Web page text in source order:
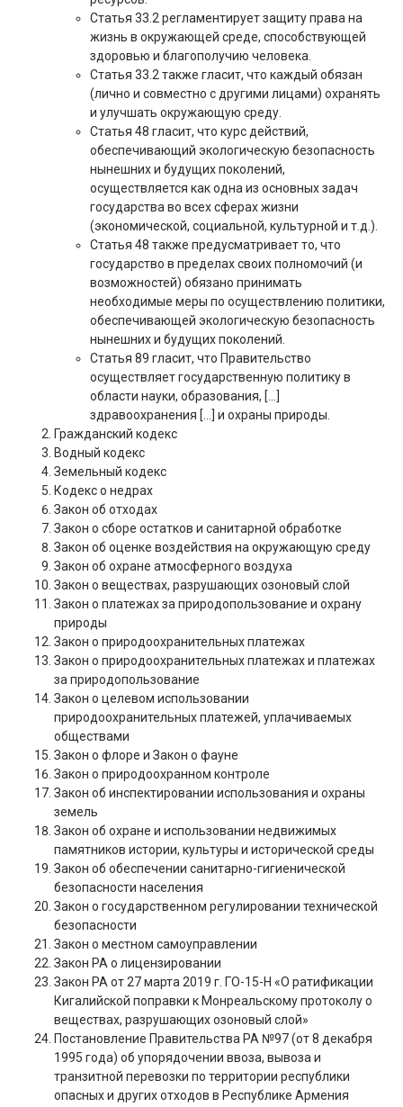
Статья 33.2 регламентирует защиту права на
жизнь в окружающей среде, способствующей
здоровью и благополучию человека.
Статья 33.2 также гласит, что каждый обязан
(лично и совместно с другими лицами) охранять
и улучшать окружающую среду.
Статья 48 гласит, что курс действий,
обеспечивающий экологическую безопасность
нынешних и будущих поколений,
осуществляется как одна из основных задач
государства во всех сферах жизни
(экономической, социальной, культурной и т.д.).
Статья 48 также предусматривает то, что
государство в пределах своих полномочий (и
возможностей) обязано принимать
необходимые меры по осуществлению политики,
обеспечивающей экологическую безопасность
нынешних и будущих поколений.
Статья 89 гласит, что Правительство
осуществляет государственную политику в
области науки, образования, […]
здравоохранения […] и охраны природы.
Гражданский кодекс
Водный кодекс
Земельный кодекс
Кодекс о недрах
Закон об отходах
Закон о сборе остатков и санитарной обработке
Закон об оценке воздействия на окружающую среду
Закон об охране атмосферного воздуха
Закон о веществах, разрушающих озоновый слой
Закон о платежах за природопользование и охрану
природы
Закон о природоохранительных платежах
Закон о природоохранительных платежах и платежах
за природопользование
Закон о целевом использовании
природоохранительных платежей, уплачиваемых
обществами
Закон о флоре и Закон о фауне
Закон о природоохранном контроле
Закон об инспектировании использования и охраны
земель
Закон об охране и использовании недвижимых
памятников истории, культуры и исторической среды
Закон об обеспечении санитарно-гигиенической
безопасности населения
Закон о государственном регулировании технической
безопасности
Закон о местном самоуправлении
Закон РА о лицензировании
Закон РА от 27 марта 2019 г. ГО-15-Н «О ратификации
Кигалийской поправки к Монреальскому протоколу о
веществах, разрушающих озоновый слой»
Постановление Правительства РА №97 (от 8 декабря
1995 года) об упорядочении ввоза, вывоза и
транзитной перевозки по территории республики
опасных и других отходов в Республике Армения